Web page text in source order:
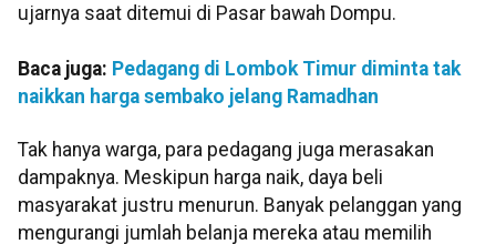
ujarnya saat ditemui di Pasar bawah Dompu.
Baca juga: Pedagang di Lombok Timur diminta tak
naikkan harga sembako jelang Ramadhan
Tak hanya warga, para pedagang juga merasakan
dampaknya. Meskipun harga naik, daya beli
masyarakat justru menurun. Banyak pelanggan yang
mengurangi jumlah belanja mereka atau memilih